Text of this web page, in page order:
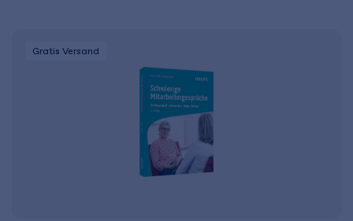
Gratis Versand